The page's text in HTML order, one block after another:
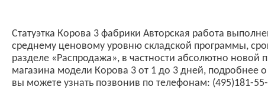
Статуэтка Корова 3 фабрики Авторская работа
среднему ценовому уровню складской программы,
разделе «Распродажа», в частности абсолютно
магазина модели Корова 3 от 1 до 3 дней, подробнее о
вы можете узнать позвонив по телефонам: (495)181-